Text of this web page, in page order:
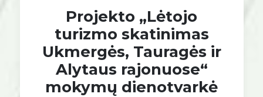
Projekto „Lėtojo
turizmo skatinimas
Ukmergės, Tauragės ir
Alytaus rajonuose“
mokymų dienotvarkė